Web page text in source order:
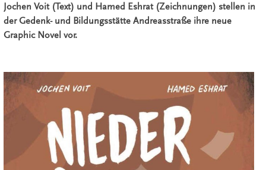
Jochen Voit (Text) und Hamed Eshrat (Zeichnungen) stellen in
der Gedenk- und Bildungsstätte Andreasstraße ihre neue
Graphic Novel vor.